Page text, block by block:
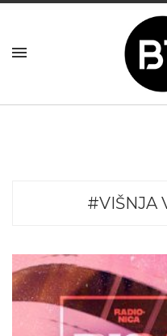
#VIŠNJA